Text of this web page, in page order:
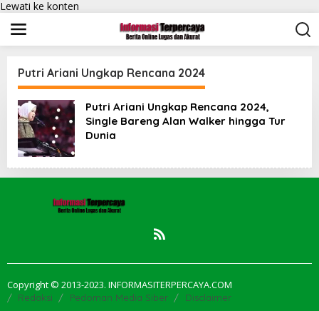
Lewati ke konten
Putri Ariani Ungkap Rencana 2024
Putri Ariani Ungkap Rencana 2024,
Single Bareng Alan Walker hingga Tur
Dunia
Copyright © 2013-2023. INFORMASITERPERCAYA.COM
Redaksi Pedoman Media Siber Disclaimer